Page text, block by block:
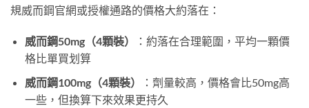
規威而鋼官網或授權通路的價格大約落在：
威而鋼50mg（4顆裝）
：約落在合理範圍，平均一顆價
格比單買划算
威而鋼100mg（4顆裝）
：劑量較高，價格會比50mg高
一些，但換算下來效果更持久